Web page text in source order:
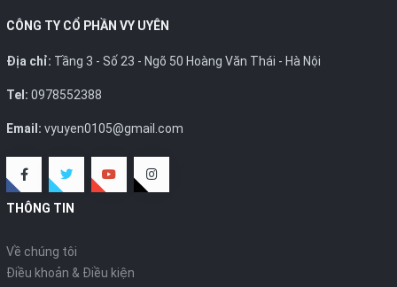
CÔNG TY CỔ PHẦN VY UYÊN
Địa chỉ: Tầng 3 - Số 23 - Ngõ 50 Hoàng Văn Thái - Hà Nội
Tel: 0978552388
Email: vyuyen0105@gmail.com
THÔNG TIN
Về chúng tôi
Điều khoản & Điều kiện